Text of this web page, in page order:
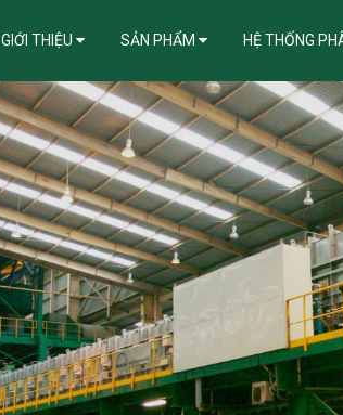
GIỚI THIỆU SẢN PHẨM HỆ THỐNG
HƯỚNG DẪN KHẮC PHỤC LỖI ĐIỂN